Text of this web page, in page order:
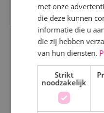
Markt
Kantoren
Batterij
met onze
die deze kunnen
informatie die u
die zij hebben
van hun diensten.
Strikt
noodzakelijk